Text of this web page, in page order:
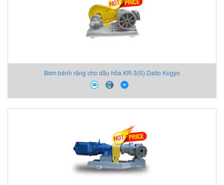
Bơm bánh răng cho dầu hỏa KR-3(S) Daito Kogyo